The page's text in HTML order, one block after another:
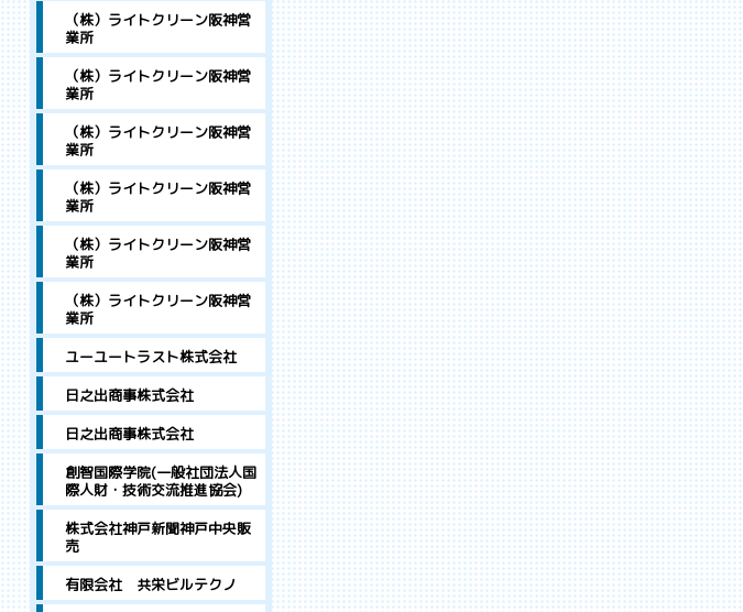
（株）ライトクリーン阪神営
業所
（株）ライトクリーン阪神営
業所
（株）ライトクリーン阪神営
業所
（株）ライトクリーン阪神営
業所
（株）ライトクリーン阪神営
業所
（株）ライトクリーン阪神営
業所
ユーユートラスト株式会社
日之出商事株式会社
日之出商事株式会社
創智国際学院(一般社団法人国
際人財・技術交流推進協会)
株式会社神戸新聞神戸中央販
売
有限会社 共栄ビルテクノ